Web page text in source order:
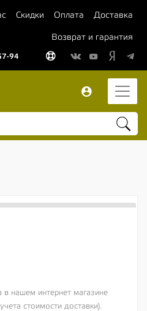
Скидки Оплата Доставка
Возврат и гарантия
94
нашем интернет магазине
стоимости доставки).